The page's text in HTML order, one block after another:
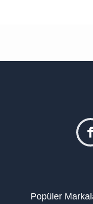
Popüler